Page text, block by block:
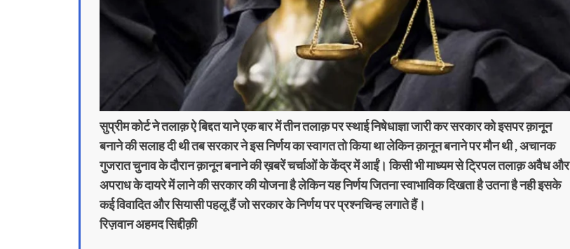
सुप्रीम कोर्ट ने तलाक़ ऐ बिद्दत याने एक बार में तीन तलाक़ पर स्थाई निषेधाज्ञा जारी कर सरकार को इसपर क़ानून
बनाने की सलाह दी थी तब सरकार ने इस निर्णय का स्वागत तो किया था लेकिन क़ानून बनाने पर मौन थी , अचानक
गुजरात चुनाव के दौरान क़ानून बनाने की ख़बरें चर्चाओं के केंद्र में आईं। किसी भी माध्यम से ट्रिपल तलाक़ अवैध और
अपराध के दायरे में लाने की सरकार की योजना है लेकिन यह निर्णय जितना स्वाभाविक दिखता है उतना है नही इसके
कई विवादित और सियासी पहलू हैं जो सरकार के निर्णय पर प्रश्नचिन्ह लगाते हैं।
रिज़वान अहमद सिद्दीक़ी